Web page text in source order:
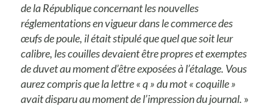
de la République concernant les nouvelles
réglementations en vigueur dans le commerce des
œufs de poule, il était stipulé que quel que soit leur
calibre, les couilles devaient être propres et exemptes
de duvet au moment d’être exposées à l’étalage. Vous
aurez compris que la lettre « q » du mot « coquille »
avait disparu au moment de l’impression du journal. »